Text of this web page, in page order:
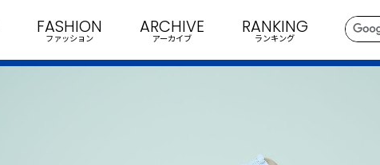
FASHION
ファッション
ARCHIVE
アーカイブ
RANKING
ランキング